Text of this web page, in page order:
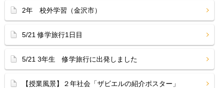
2年 校外学習（金沢市）
5/21 修学旅行1日目
5/21 3年生 修学旅行に出発しました
【授業風景】２年社会「ザビエルの紹介ポスター」